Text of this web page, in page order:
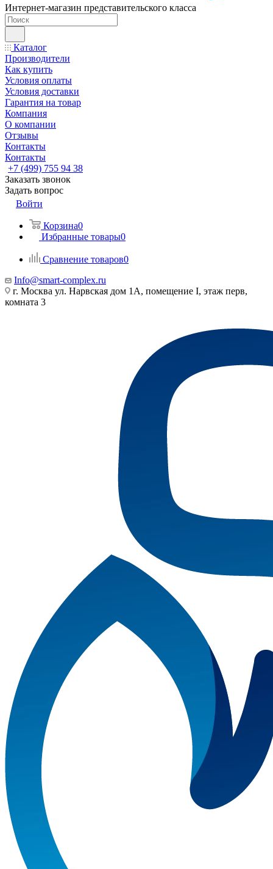
Интернет-магазин представительского класса
Каталог
Производители
Как купить
Условия оплаты
Условия доставки
Гарантия на товар
Компания
О компании
Отзывы
Контакты
Контакты
+7 (499) 755 94 38
Заказать звонок
Задать вопрос
Войти
Корзина0
Избранные товары0
Сравнение товаров0
Info@smart-complex.ru
г. Москва ул. Нарвская дом 1А, помещение I, этаж перв,
комната 3